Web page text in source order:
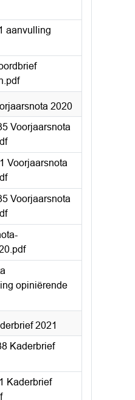
aanvulling
2020
Voorjaarsnota
Voorjaarsnota
Voorjaarsnota
opiniërende
2021
Kaderbrief
Kaderbrief